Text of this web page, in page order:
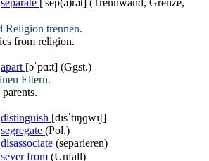
separate ['sep(ə)rət] (Trennwand, Grenze,
Religion trennen.
from religion.
apart [əˈpɑ:t] (Ggst.)
Eltern.
distinguish [dɪsˈtɪŋɡwɪʃ]
segregate (Pol.)
disassociate (separieren)
sever from (Unfall)